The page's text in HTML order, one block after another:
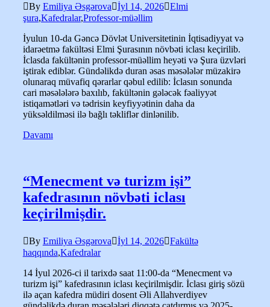
By Emiliya Əsgərova İyl 14, 2026
Elmi
şura,Kafedralar,Professor-müəllim
İyulun 10-da Gəncə Dövlət Universitetinin İqtisadiyyat və
idarəetmə fakültəsi Elmi Şurasının növbəti iclası keçirilib.
İclasda fakültənin professor-müəllim heyəti və Şura üzvləri
iştirak ediblər. Gündəlikdə duran əsas məsələlər müzakirə
olunaraq müvafiq qərarlar qəbul edilib: İclasın sonunda
cari məsələlərə baxılıb, fakültənin gələcək fəaliyyət
istiqamətləri və tədrisin keyfiyyətinin daha da
yüksəldilməsi ilə bağlı təkliflər dinlənilib.
Davamı
“Menecment və turizm işi”
kafedrasının növbəti iclası
keçirilmişdir.
By Emiliya Əsgərova İyl 14, 2026
Fakültə
haqqında,Kafedralar
14 İyul 2026-ci il tarixdə saat 11:00-da “Menecment və
turizm işi” kafedrasının iclası keçirilmişdir. İclası giriş sözü
ilə açan kafedra müdiri dosent Əli Allahverdiyev